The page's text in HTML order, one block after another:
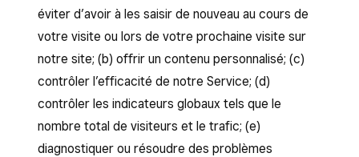
éviter d’avoir à les saisir de nouveau au cours de
votre visite ou lors de votre prochaine visite sur
notre site; (b) offrir un contenu personnalisé; (c)
contrôler l’efficacité de notre Service; (d)
contrôler les indicateurs globaux tels que le
nombre total de visiteurs et le trafic; (e)
diagnostiquer ou résoudre des problèmes